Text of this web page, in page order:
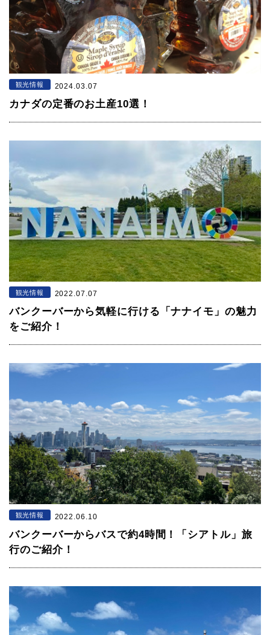
観光情報 2024.03.07
カナダの定番のお土産10選！
観光情報 2022.07.07
バンクーバーから気軽に行ける「ナナイモ」の魅力
をご紹介！
観光情報 2022.06.10
バンクーバーからバスで約4時間！「シアトル」旅
行のご紹介！